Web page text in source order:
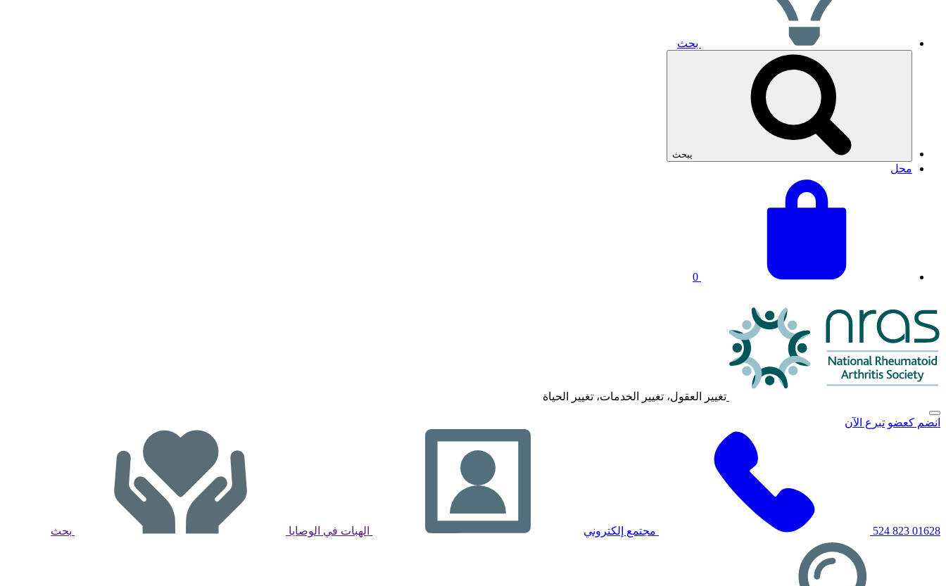
بحث
محل
0
تغيير العقول، تغيير الخدمات، تغيير الحياة
انقر
لتبديل
انضم كعضو تبرع الآن
01628 823 524 مجتمع إلكتروني الهبات في الوصايا بحث